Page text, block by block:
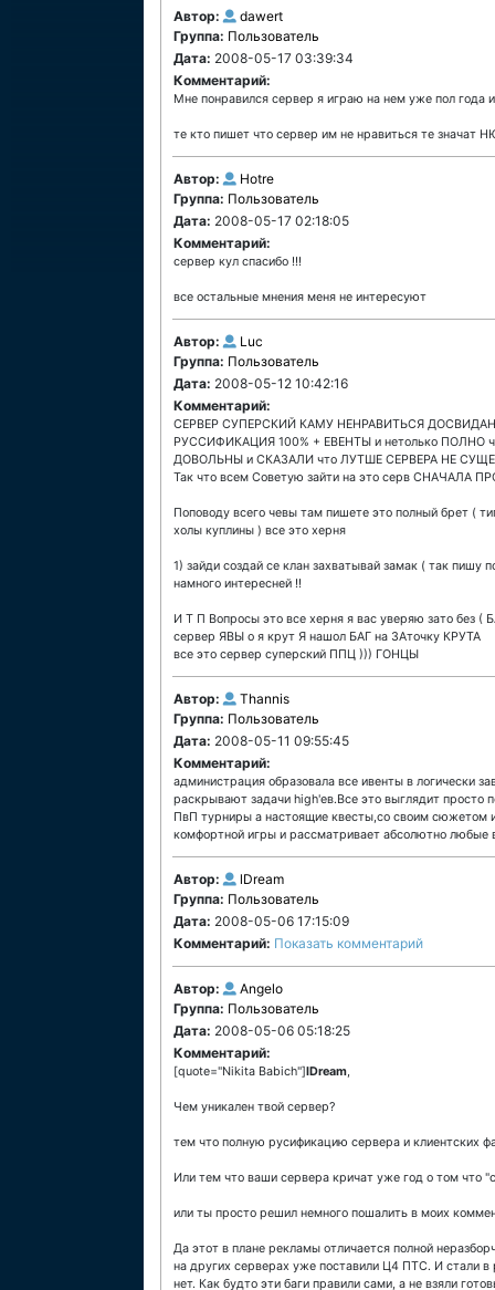
Автор:
dawert
Группа: Пользователь
Дата: 2008-05-17 03:39:34
Комментарий:
Мне понравился сервер я играю на нем уже пол года
те кто пишет что сервер им не нравиться те значат
Автор:
Hotre
Группа: Пользователь
Дата: 2008-05-17 02:18:05
Комментарий:
сервер кул спасибо !!!
все остальные мнения меня не интересуют
Автор:
Luc
Группа: Пользователь
Дата: 2008-05-12 10:42:16
Комментарий:
СЕРВЕР СУПЕРСКИЙ КАМУ НЕНРАВИТЬСЯ
РУССИФИКАЦИЯ 100% + ЕВЕНТЫ и нетолько
ДОВОЛЬНЫ и СКАЗАЛИ что ЛУТШЕ СЕРВЕРА НЕ
Так что всем Советую зайти на это серв СНАЧАЛА
Поповоду всего чевы там пишете это полный брет (
холы куплины ) все это херня
1) зайди создай се клан захватывай замак ( так пишу
намного интересней !!
И Т П Вопросы это все херня я вас уверяю зато без
сервер ЯВЫ о я крут Я нашол БАГ на ЗАточку КРУТА
все это сервер суперский ППЦ ))) ГОНЦЫ
Автор:
Thannis
Группа: Пользователь
Дата: 2008-05-11 09:55:45
Комментарий:
администрация образовала все ивенты в логически
раскрывают задачи high'ев.Все это выглядит просто
ПвП турниры а настоящие квесты,со своим сюжетом
комфортной игры и рассматривает абсолютно любые
Автор:
lDream
Группа: Пользователь
Дата: 2008-05-06 17:15:09
Комментарий: Показать комментарий
Автор:
Angelo
Группа: Пользователь
Дата: 2008-05-06 05:18:25
Комментарий:
[quote="Nikita Babich"]lDream,
Чем уникален твой сервер?
тем что полную русификацию сервера и клиентских
Или тем что ваши сервера кричат уже год о том что
или ты просто решил немного пошалить в моих
Да этот в плане рекламы отличается полной
на других серверах уже поставили Ц4 ПТС. И стали
нет. Как будто эти баги правили сами, а не взяли